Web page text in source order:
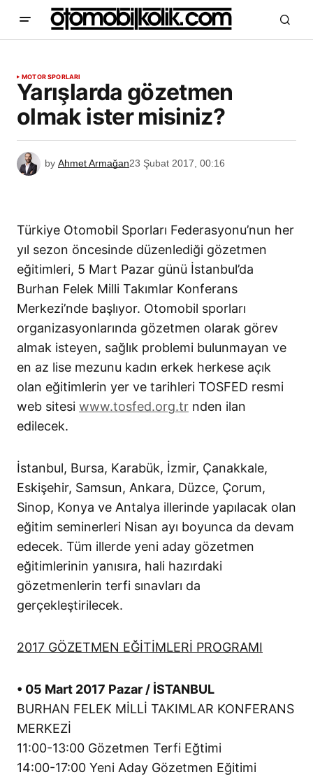
MOTOR SPORLARI
Yarışlarda gözetmen
olmak ister misiniz?
by Ahmet Armağan23 Şubat 2017, 00:16
Türkiye Otomobil Sporları Federasyonu’nun her
yıl sezon öncesinde düzenlediği gözetmen
eğitimleri, 5 Mart Pazar günü İstanbul’da
Burhan Felek Milli Takımlar Konferans
Merkezi’nde başlıyor. Otomobil sporları
organizasyonlarında gözetmen olarak görev
almak isteyen, sağlık problemi bulunmayan ve
en az lise mezunu kadın erkek herkese açık
olan eğitimlerin yer ve tarihleri TOSFED resmi
web sitesi www.tosfed.org.tr nden ilan
edilecek.
İstanbul, Bursa, Karabük, İzmir, Çanakkale,
Eskişehir, Samsun, Ankara, Düzce, Çorum,
Sinop, Konya ve Antalya illerinde yapılacak olan
eğitim seminerleri Nisan ayı boyunca da devam
edecek. Tüm illerde yeni aday gözetmen
eğitimlerinin yanısıra, hali hazırdaki
gözetmenlerin terfi sınavları da
gerçekleştirilecek.
2017 GÖZETMEN EĞİTİMLERİ PROGRAMI
• 05 Mart 2017 Pazar / İSTANBUL
BURHAN FELEK MİLLİ TAKIMLAR KONFERANS
MERKEZİ
11:00-13:00 Gözetmen Terfi Eğtimi
14:00-17:00 Yeni Aday Gözetmen Eğitimi